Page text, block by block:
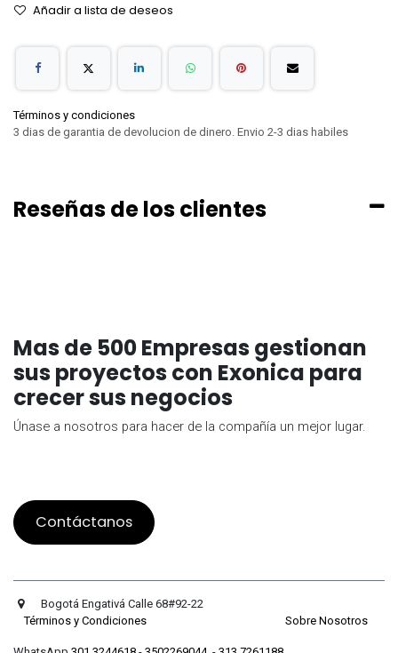
Añadir a lista de deseos
Términos y condiciones
3 dias de garantia de devolucion de dinero. Envio 2-3 dias habiles
Reseñas de los clientes
Mas de 500 Empresas gestionan
sus proyectos con Exonica para
crecer sus negocios
Únase a nosotros para hacer de la compañía un mejor lugar.
Contáctanos
Bogotá Engativá Calle 68#92-22
Términos y Condiciones
Sobre Nosotros